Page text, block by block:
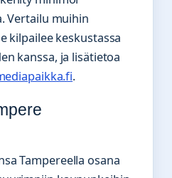
Vertailu muihin
kilpailee keskustassa
kanssa, ja lisätietoa
.
Tampereella osana